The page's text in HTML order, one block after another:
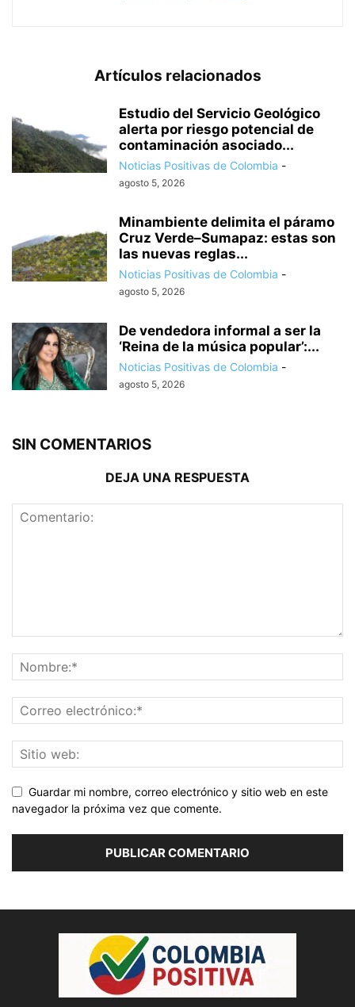
Artículos relacionados
Estudio del Servicio Geológico
alerta por riesgo potencial de
contaminación asociado...
Noticias Positivas de Colombia -
agosto 5, 2026
Minambiente delimita el páramo
Cruz Verde–Sumapaz: estas son
las nuevas reglas...
Noticias Positivas de Colombia -
agosto 5, 2026
De vendedora informal a ser la
‘Reina de la música popular’:...
Noticias Positivas de Colombia -
agosto 5, 2026
SIN COMENTARIOS
DEJA UNA RESPUESTA
Guardar mi nombre, correo electrónico y sitio web en este
navegador la próxima vez que comente.